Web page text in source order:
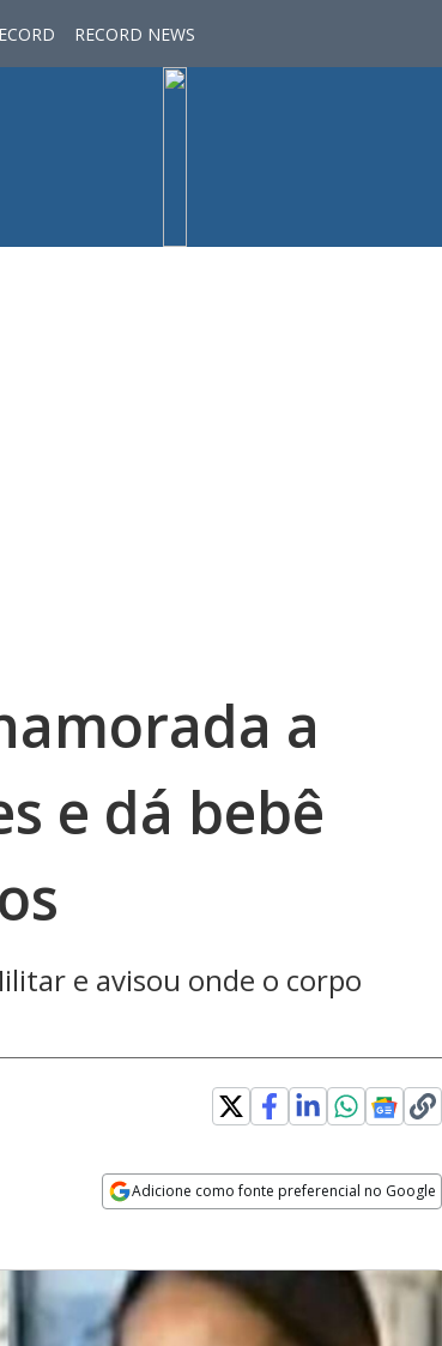
RECORD NEWS
a
e dá bebê
e avisou onde o corpo
Adicione como fonte preferencial no Google